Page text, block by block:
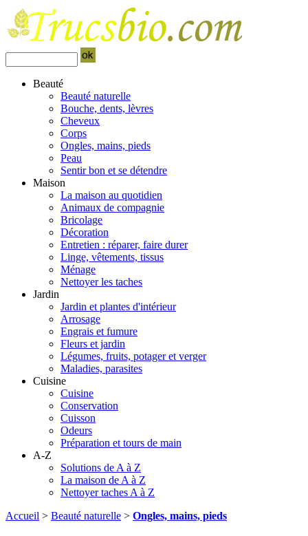
Beauté
Beauté naturelle
Bouche, dents, lèvres
Cheveux
Corps
Ongles, mains, pieds
Peau
Sentir bon et se détendre
Maison
La maison au quotidien
Animaux de compagnie
Bricolage
Décoration
Entretien : réparer, faire durer
Linge, vêtements, tissus
Ménage
Nettoyer les taches
Jardin
Jardin et plantes d'intérieur
Arrosage
Engrais et fumure
Fleurs et jardin
Légumes, fruits, potager et verger
Maladies, parasites
Cuisine
Cuisine
Conservation
Cuisson
Odeurs
Préparation et tours de main
A-Z
Solutions de A à Z
La maison de A à Z
Nettoyer taches A à Z
Accueil > Beauté naturelle > Ongles, mains, pieds